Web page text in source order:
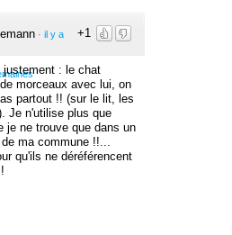
+1
· il y a
justement : le chat
morceaux avec lui, on
partout !! (sur le lit, les
Je n'utilise plus que
je ne trouve que dans un
ma commune !!...
qu'ils ne déréférencent